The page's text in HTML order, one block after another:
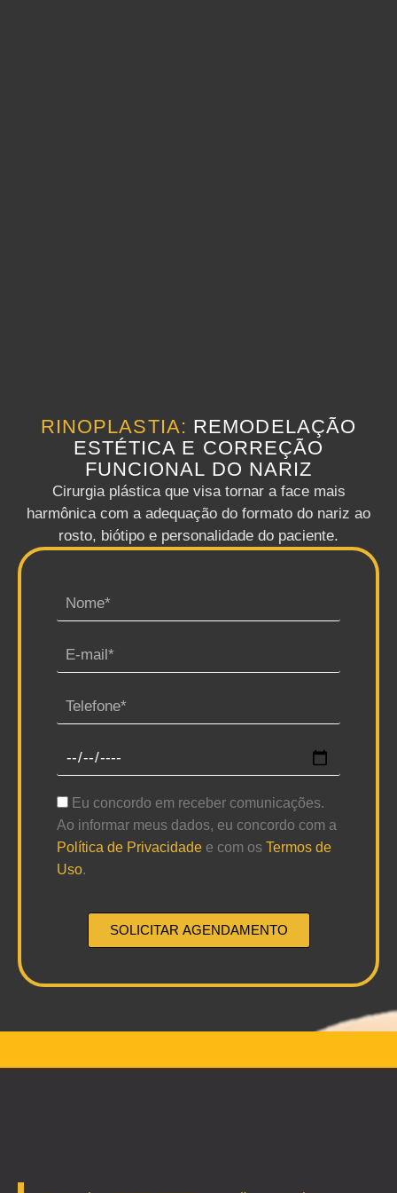
RINOPLASTIA: REMODELAÇÃO
ESTÉTICA E CORREÇÃO
FUNCIONAL DO NARIZ
Cirurgia plástica que visa tornar a face mais
harmônica com a adequação do formato do nariz ao
rosto, biótipo e personalidade do paciente.
Eu concordo em receber comunicações.
Ao informar meus dados, eu concordo com a
Política de Privacidade e com os Termos de
Uso.
SOLICITAR AGENDAMENTO